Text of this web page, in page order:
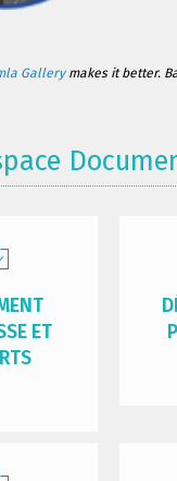
Gallerymakes it better.
ET